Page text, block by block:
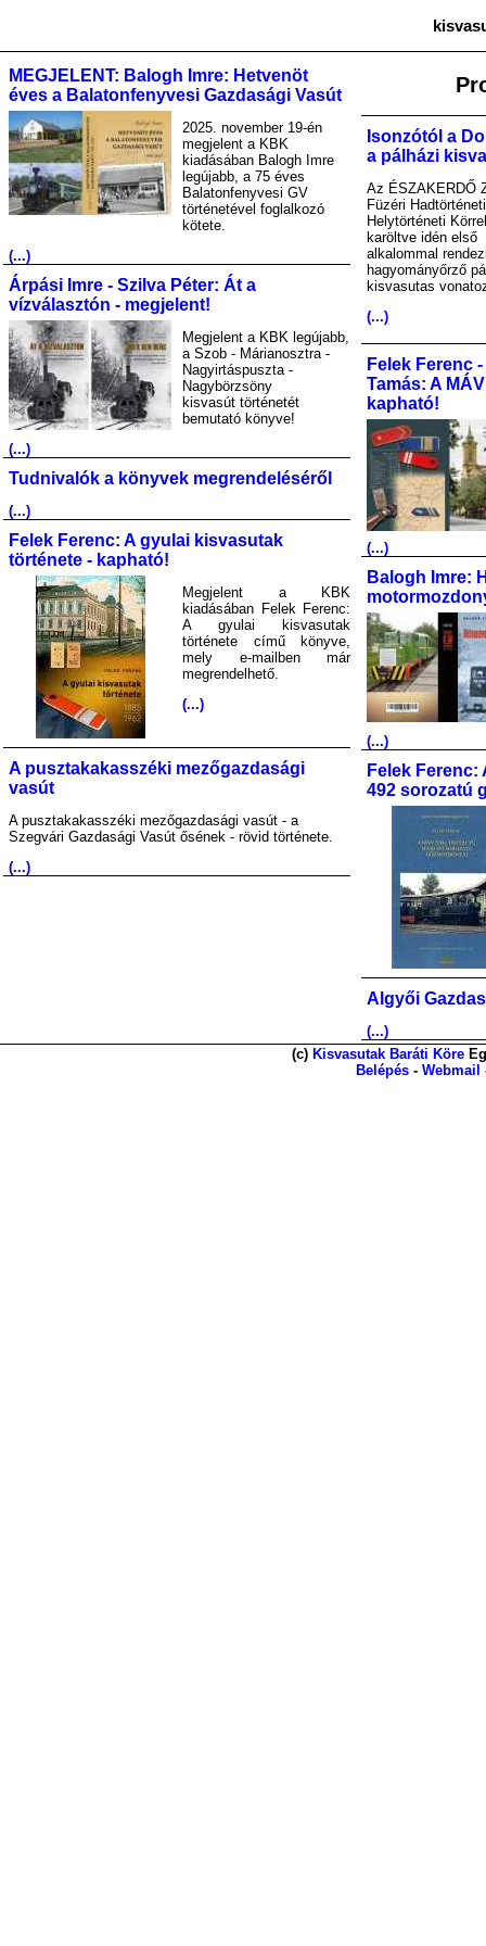
MEGJELENT: Balogh Imre: Hetvenöt
éves a Balatonfenyvesi Gazdasági Vasút
2025. november 19-én
megjelent a KBK
kiadásában Balogh Imre
legújabb, a 75 éves
Balatonfenyvesi GV
történetével foglalkozó
kötete.
(...)
Árpási Imre - Szilva Péter: Át a
vízválasztón - megjelent!
Megjelent a KBK legújabb,
a Szob - Márianosztra -
Nagyirtáspuszta -
Nagybörzsöny
kisvasút történetét
bemutató könyve!
(...)
Tudnivalók a könyvek megrendeléséről
(...)
Felek Ferenc: A gyulai kisvasutak
története - kapható!
Megjelent a KBK
kiadásában Felek Ferenc:
A gyulai kisvasutak
története című könyve,
mely e-mailben már
megrendelhető.
(...)
A pusztakakasszéki mezőgazdasági
vasút
A pusztakakasszéki mezőgazdasági vasút - a
Szegvári Gazdasági Vasút ősének - rövid története.
(...)
Isonzótól a
a pálházi
Az ÉSZAKERDŐ
Füzéri
Helytörténeti Körrel
karöltve idén első
alkalommal
hagyományőrző
kisvasutas
(...)
Felek Ferenc
Tamás: A
kapható!
(...)
Balogh Imre:
(...)
Felek Ferenc:
492 sorozatú
Algyői
(...)
(c) Kisvasutak Baráti Köre
Belépés - Webmail